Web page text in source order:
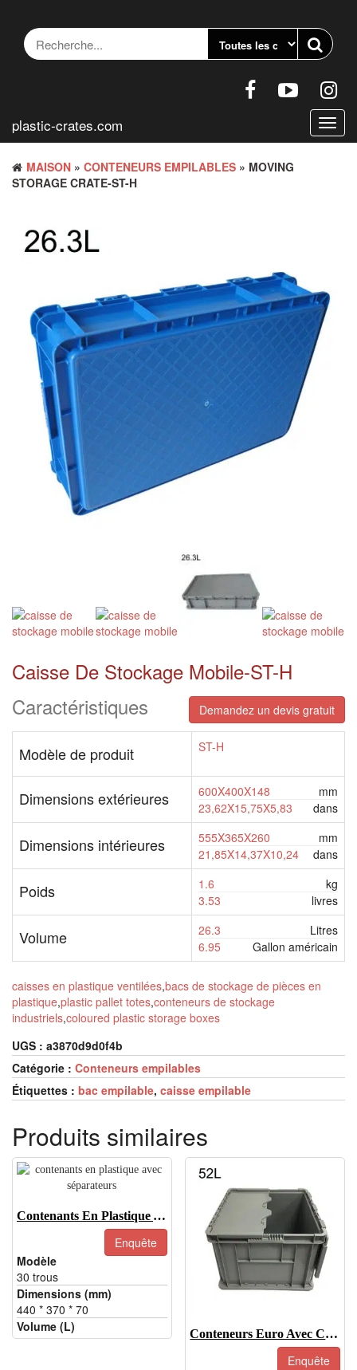
contenu
la
plastic-crates.com
MAISON » CONTENEURS EMPILABLES » MOVING
STORAGE CRATE-ST-H
Caisse De Stockage Mobile-ST-H
Caractéristiques
Demandez un devis gratuit
Modèle de produit ST-H
Dimensions extérieures 600X400X148
mm
23,62X15,75X5,83
dans
Dimensions intérieures 555X365X260
mm
21,85X14,37X10,24
dans
Poids 1.6
kg
3.53
livres
Volume 26.3
Litres
6.95
Gallon américain
caisses en plastique ventilées,bacs de stockage de pièces en
plastique,plastic pallet totes,conteneurs de stockage
industriels,coloured plastic storage boxes
UGS : a3870d9d0f4b
Catégorie : Conteneurs empilables
Étiquettes : bac empilable, caisse empilable
Produits similaires
Contenants En Plastique Avec Séparateurs
Enquête
Modèle
30 trous
Dimensions (mm)
440 * 370 * 70
Volume (L)
Conteneurs Euro Avec Couvercle À Charnière-ST-F
Enquête